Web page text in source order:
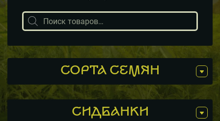
Поиск
товаров
СОРТА СЕМЯН
СИДБАНКИ